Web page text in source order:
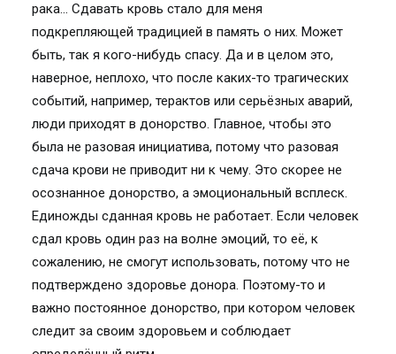
рака… Сдавать кровь стало для меня
подкрепляющей традицией в память о них. Может
быть, так я кого-нибудь спасу. Да и в целом это,
наверное, неплохо, что после каких-то трагических
событий, например, терактов или серьёзных аварий,
люди приходят в донорство. Главное, чтобы это
была не разовая инициатива, потому что разовая
сдача крови не приводит ни к чему. Это скорее не
осознанное донорство, а эмоциональный всплеск.
Единожды сданная кровь не работает. Если человек
сдал кровь один раз на волне эмоций, то её, к
сожалению, не смогут использовать, потому что не
подтверждено здоровье донора. Поэтому-то и
важно постоянное донорство, при котором человек
следит за своим здоровьем и соблюдает